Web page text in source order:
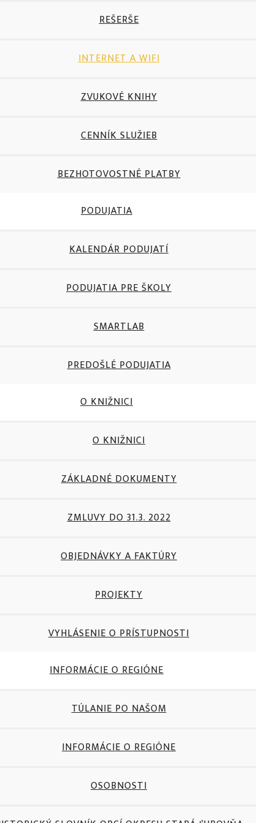
REŠERŠE
INTERNET A WIFI
ZVUKOVÉ KNIHY
CENNÍK SLUŽIEB
BEZHOTOVOSTNÉ PLATBY
PODUJATIA
KALENDÁR PODUJATÍ
PODUJATIA PRE ŠKOLY
SMARTLAB
PREDOŠLÉ PODUJATIA
O KNIŽNICI
O KNIŽNICI
ZÁKLADNÉ DOKUMENTY
ZMLUVY DO 31.3. 2022
OBJEDNÁVKY A FAKTÚRY
PROJEKTY
VYHLÁSENIE O PRÍSTUPNOSTI
INFORMÁCIE O REGIÓNE
TÚLANIE PO NAŠOM
INFORMÁCIE O REGIÓNE
OSOBNOSTI